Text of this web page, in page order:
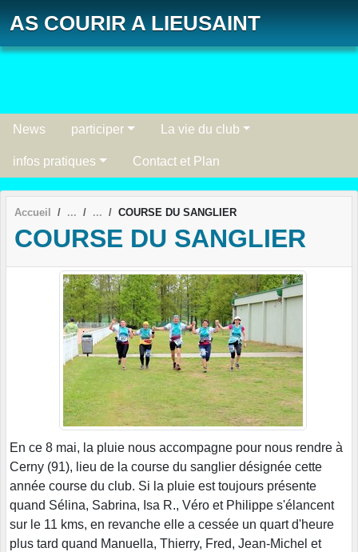
AS COURIR A LIEUSAINT
News participer La vie du club
infos pratiques Contact et Plan
Accueil COURSE DU SANGLIER
COURSE DU SANGLIER
En ce 8 mai, la pluie nous accompagne pour nous rendre à
Cerny (91), lieu de la course du sanglier désignée cette
année course du club. Si la pluie est toujours présente
quand Sélina, Sabrina, Isa R., Véro et Philippe s'élancent
sur le 11 kms, en revanche elle a cessée un quart d'heure
plus tard quand Manuella, Thierry, Fred, Jean-Michel et